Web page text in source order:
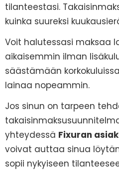
tilanteestasi.
kuinka suureksi
Voit halutessasi maksaa
aikaisemmin ilman
säästämään
lainaa nopeammin.
Jos sinun on tarpeen
yhteydessä Fixuran
voivat auttaa sinua
sopii nykyiseen